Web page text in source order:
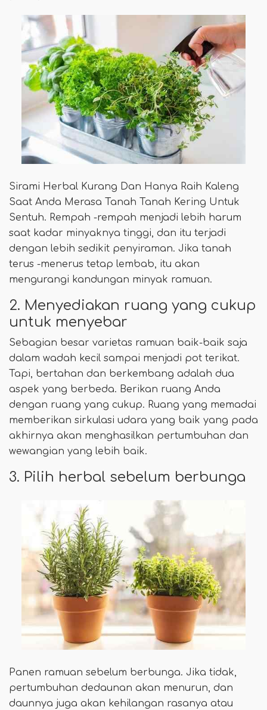
Sirami Herbal Kurang Dan Hanya Raih Kaleng
Saat Anda Merasa Tanah Tanah Kering Untuk
Sentuh. Rempah -rempah menjadi lebih harum
saat kadar minyaknya tinggi, dan itu terjadi
dengan lebih sedikit penyiraman. Jika tanah
terus -menerus tetap lembab, itu akan
mengurangi kandungan minyak ramuan.
2. Menyediakan ruang yang cukup
untuk menyebar
Sebagian besar varietas ramuan baik-baik saja
dalam wadah kecil sampai menjadi pot terikat.
Tapi, bertahan dan berkembang adalah dua
aspek yang berbeda. Berikan ruang Anda
dengan ruang yang cukup. Ruang yang memadai
memberikan sirkulasi udara yang baik yang pada
akhirnya akan menghasilkan pertumbuhan dan
wewangian yang lebih baik.
3. Pilih herbal sebelum berbunga
Panen ramuan sebelum berbunga. Jika tidak,
pertumbuhan dedaunan akan menurun, dan
daunnya juga akan kehilangan rasanya atau